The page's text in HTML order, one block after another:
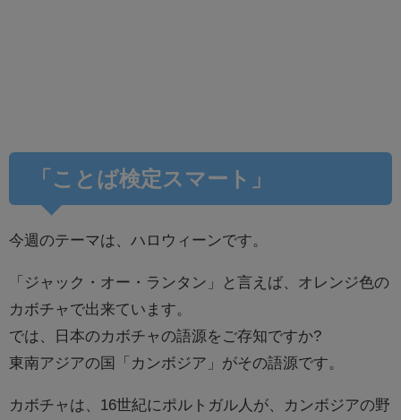
「ことば検定スマート」
今週のテーマは、ハロウィーンです。
「ジャック・オー・ランタン」と言えば、オレンジ色の
カボチャで出来ています。
では、日本のカボチャの語源をご存知ですか?
東南アジアの国「カンボジア」がその語源です。
カボチャは、16世紀にポルトガル人が、カンボジアの野